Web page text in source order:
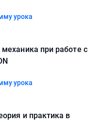
Damon
урока
при работе с
урока
и практика в